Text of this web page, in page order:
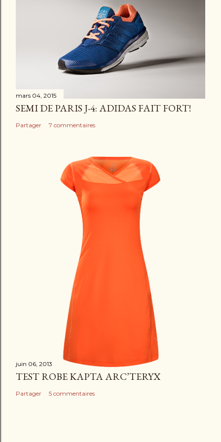
mars 04, 2015
SEMI DE PARIS J-4: ADIDAS FAIT FORT!
Partager 7 commentaires
juin 06, 2013
TEST ROBE KAPTA ARC’TERYX
Partager 5 commentaires